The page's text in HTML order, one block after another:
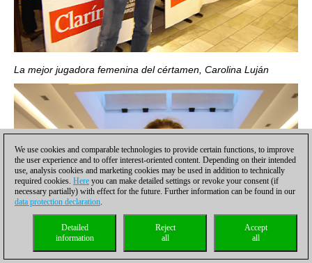
La mejor jugadora femenina del cértamen, Carolina Luján
We use cookies and comparable technologies to provide certain functions, to improve
the user experience and to offer interest-oriented content. Depending on their intended
use, analysis cookies and marketing cookies may be used in addition to technically
required cookies. Here you can make detailed settings or revoke your consent (if
necessary partially) with effect for the future. Further information can be found in our
data protection declaration.
Accept
all
Reject
all
Detailed
information